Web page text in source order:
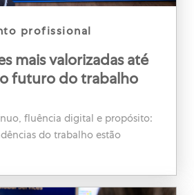
profissional
mais valorizadas até
futuro do trabalho
fluência digital e propósito:
do trabalho estão